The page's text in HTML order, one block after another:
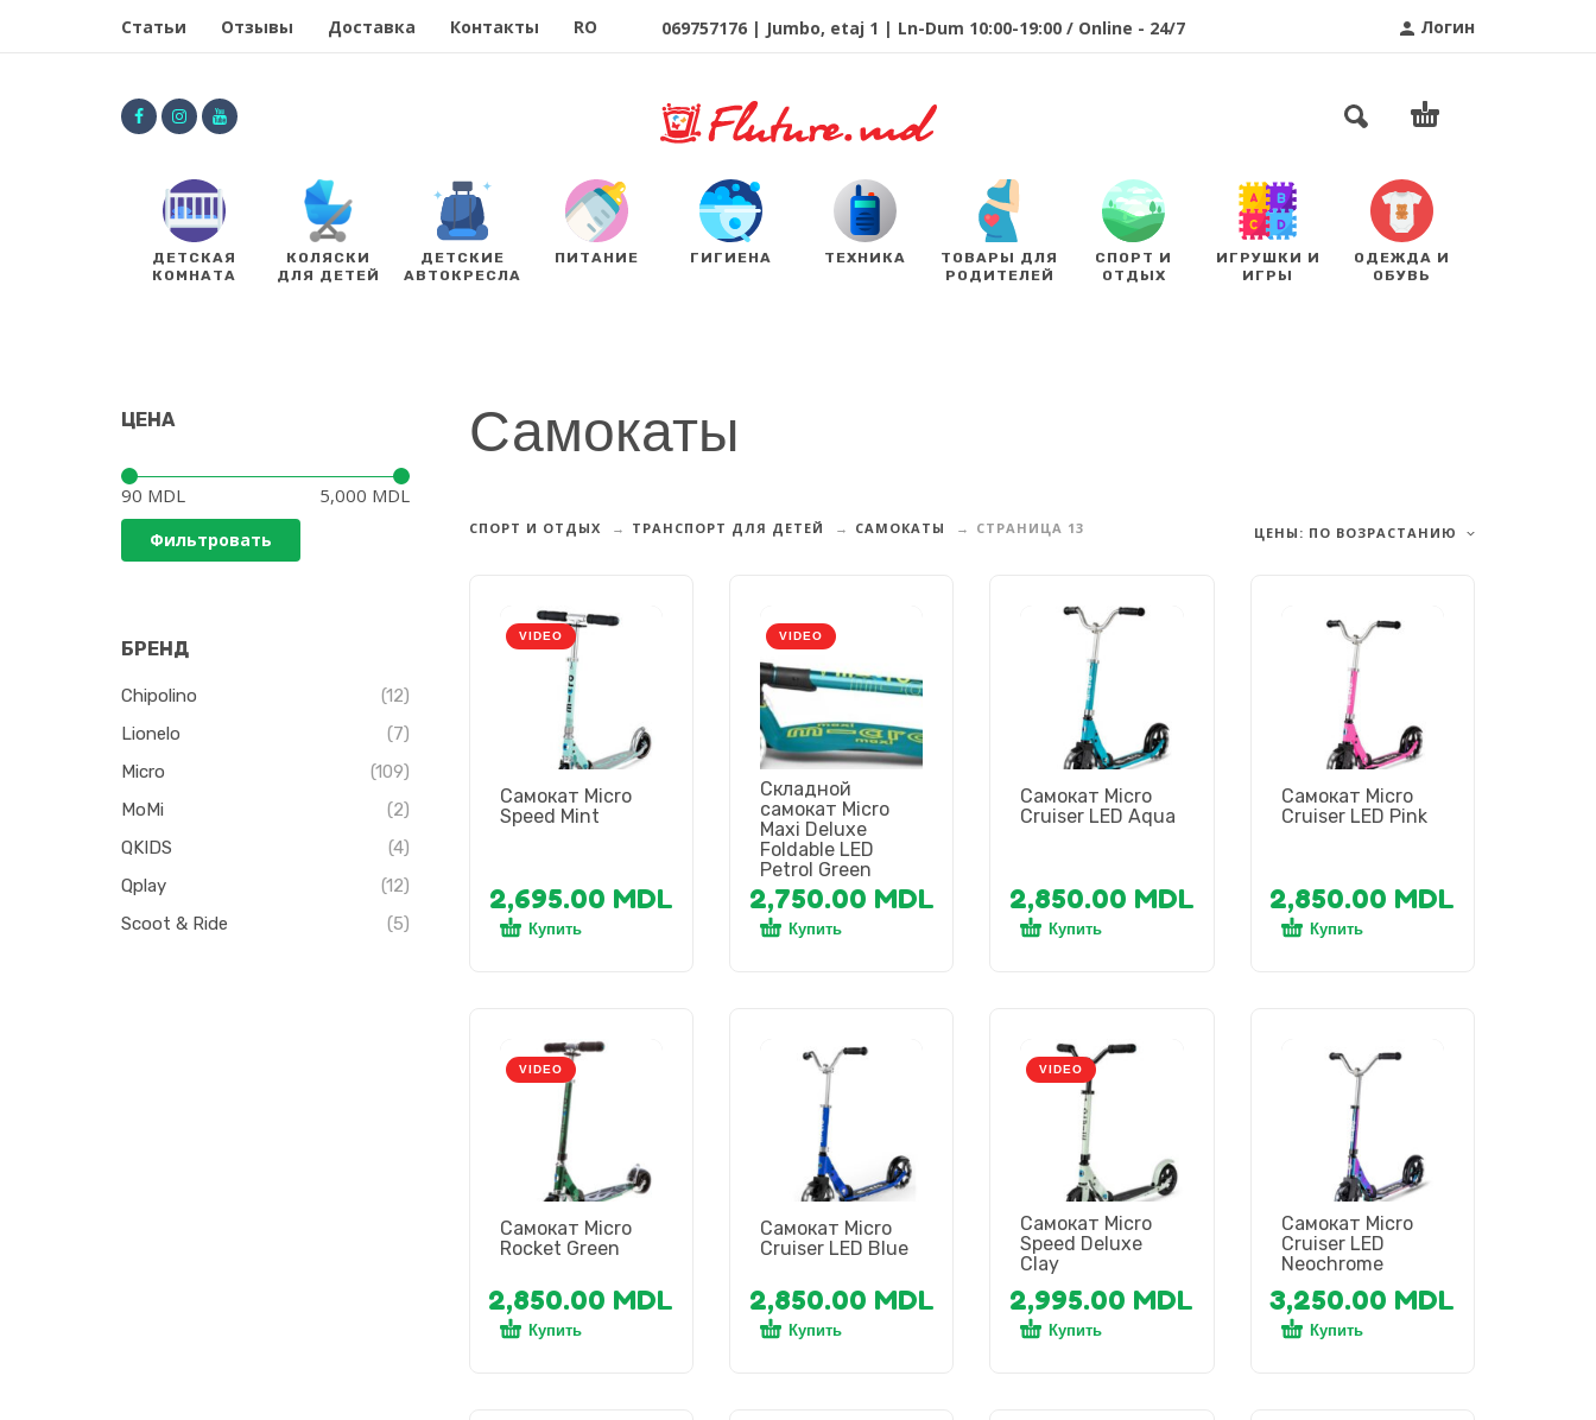
Логин
Статьи Отзывы Доставка Контакты RO 069757176 | Jumbo, etaj 1 | Ln-Dum 10:00-19:00 / Online - 24/7
ДЕТСКАЯ
КОМНАТА
КОЛЯСКИ
ДЛЯ ДЕТЕЙ
ДЕТСКИЕ
АВТОКРЕСЛА
ПИТАНИЕ ГИГИЕНА ТЕХНИКА
ТОВАРЫ ДЛЯ
РОДИТЕЛЕЙ
СПОРТ И
ОТДЫХ
ИГРУШКИ И
ИГРЫ
ОДЕЖДА И
ОБУВЬ
ЦЕНА
Фильтровать
90 MDL 5,000 MDL
БРЕНД
Chipolino
(12)
Lionelo
(7)
Micro
(109)
MoMi
(2)
QKIDS
(4)
Qplay
(12)
Scoot & Ride
(5)
Самокаты
СПОРТ И ОТДЫХ ТРАНСПОРТ ДЛЯ ДЕТЕЙ САМОКАТЫ СТРАНИЦА 13 ЦЕНЫ: ПО ВОЗРАСТАНИЮ
VIDEO
Самокат Micro
Speed Mint
2,695.00 MDL
Купить
VIDEO
Складной
самокат Micro
Maxi Deluxe
Foldable LED
Petrol Green
2,750.00 MDL
Купить
Самокат Micro
Cruiser LED Aqua
2,850.00 MDL
Купить
Самокат Micro
Cruiser LED Pink
2,850.00 MDL
Купить
VIDEO
Самокат Micro
Rocket Green
2,850.00 MDL
Купить
Самокат Micro
Cruiser LED Blue
2,850.00 MDL
Купить
VIDEO
Самокат Micro
Speed Deluxe
Clay
2,995.00 MDL
Купить
Самокат Micro
Cruiser LED
Neochrome
3,250.00 MDL
Купить